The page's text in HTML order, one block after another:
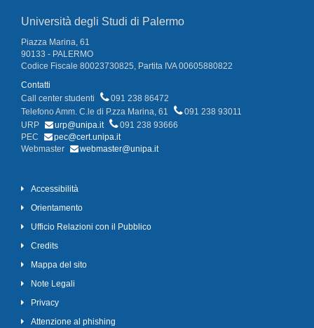
Università degli Studi di Palermo
Piazza Marina, 61
90133 - PALERMO
Codice Fiscale 80023730825, Partita IVA 00605880822
Contatti
Call center studenti
091 238 86472
Telefono Amm. C.le di P.zza Marina, 61
091 238 93011
URP
urp@unipa.it
091 238 93666
PEC
pec@cert.unipa.it
Webmaster
webmaster@unipa.it
Accessibilità
Orientamento
Ufficio Relazioni con il Pubblico
Credits
Mappa del sito
Note Legali
Privacy
Attenzione al phishing